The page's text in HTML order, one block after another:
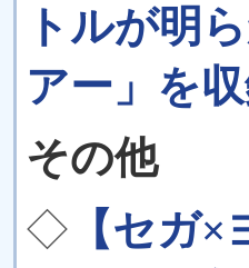
トルが明
アー」を
その他
◇ 【セガ